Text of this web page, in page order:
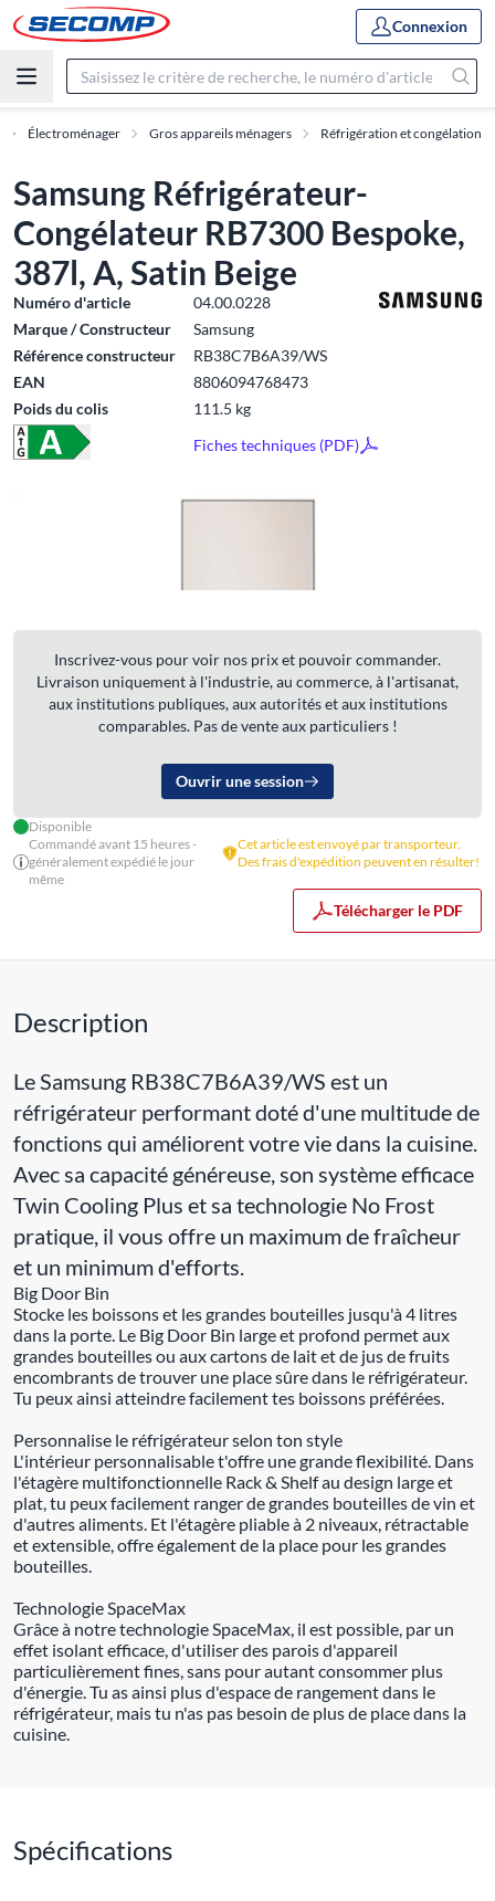
Connexion
Électroménager Gros appareils ménagers Réfrigération et congélation
Samsung Réfrigérateur-
Congélateur RB7300 Bespoke,
387l, A, Satin Beige
Numéro d'article
04.00.0228
Marque / Constructeur
Samsung
Référence constructeur
RB38C7B6A39/WS
EAN
8806094768473
Poids du colis
111.5 kg
Fiches techniques (PDF)
Inscrivez-vous pour voir nos prix et pouvoir commander.
Livraison uniquement à l'industrie, au commerce, à l'artisanat,
aux institutions publiques, aux autorités et aux institutions
comparables. Pas de vente aux particuliers !
Ouvrir une session
Disponible
Commandé avant 15 heures -
généralement expédié le jour
même
Cet article est envoyé par transporteur.
Des frais d'expédition peuvent en résulter!
Télécharger le PDF
Description
Le Samsung RB38C7B6A39/WS est un
réfrigérateur performant doté d'une multitude de
fonctions qui améliorent votre vie dans la cuisine.
Avec sa capacité généreuse, son système efficace
Twin Cooling Plus et sa technologie No Frost
pratique, il vous offre un maximum de fraîcheur
et un minimum d'efforts.
Big Door Bin
Stocke les boissons et les grandes bouteilles jusqu'à 4 litres
dans la porte. Le Big Door Bin large et profond permet aux
grandes bouteilles ou aux cartons de lait et de jus de fruits
encombrants de trouver une place sûre dans le réfrigérateur.
Tu peux ainsi atteindre facilement tes boissons préférées.
Personnalise le réfrigérateur selon ton style
L'intérieur personnalisable t'offre une grande flexibilité. Dans
l'étagère multifonctionnelle Rack & Shelf au design large et
plat, tu peux facilement ranger de grandes bouteilles de vin et
d'autres aliments. Et l'étagère pliable à 2 niveaux, rétractable
et extensible, offre également de la place pour les grandes
bouteilles.
Technologie SpaceMax
Grâce à notre technologie SpaceMax, il est possible, par un
effet isolant efficace, d'utiliser des parois d'appareil
particulièrement fines, sans pour autant consommer plus
d'énergie. Tu as ainsi plus d'espace de rangement dans le
réfrigérateur, mais tu n'as pas besoin de plus de place dans la
cuisine.
Spécifications